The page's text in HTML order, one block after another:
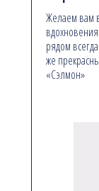
Желаем вам
рядом
же
«Сэлмон»